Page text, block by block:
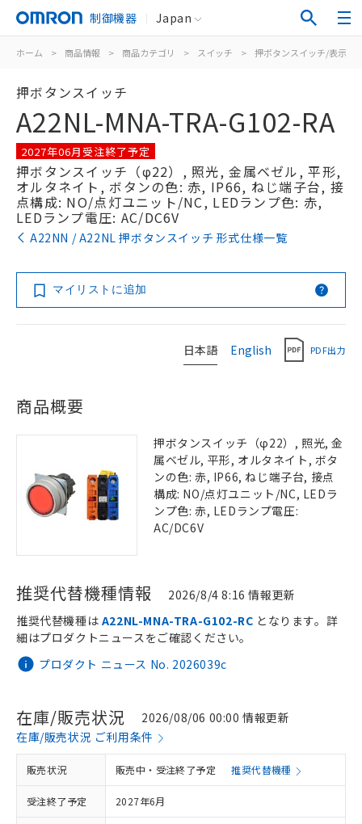
制御機器 Japan
ホーム > 商品情報 > 商品カテゴリ > スイッチ > 押ボタンスイッチ/表示灯
押ボタンスイッチ
A22NL-MNA-TRA-G102-RA
2027年06月受注終了予定
押ボタンスイッチ（φ22）, 照光, 金属ベゼル, 平形,
オルタネイト, ボタンの色: 赤, IP66, ねじ端子台, 接
点構成: NO/点灯ユニット/NC, LEDランプ色: 赤,
LEDランプ電圧: AC/DC6V
A22NN / A22NL 押ボタンスイッチ 形式仕様一覧
マイリストに追加
日本語 English PDF出力
商品概要
押ボタンスイッチ（φ22）, 照光, 金
属ベゼル, 平形, オルタネイト, ボタ
ンの色: 赤, IP66, ねじ端子台, 接点
構成: NO/点灯ユニット/NC, LEDラ
ンプ色: 赤, LEDランプ電圧:
AC/DC6V
推奨代替機種情報 2026/8/4 8:16 情報更新
プロダクト ニュース No. 2026039c
推奨代替機種は A22NL-MNA-TRA-G102-RC となります。詳
細はプロダクトニュースをご確認ください。
在庫/販売状況
2026/08/06 00:00 情報更新
在庫/販売状況 ご利用条件
販売状況 販売中・受注終了予定 推奨代替機種
受注終了予定 2027年6月